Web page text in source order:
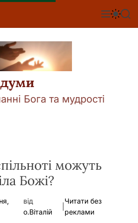
М П П
Бога та мудрості
можуть
Божі?
від
о.Віталій
Читати без
реклами